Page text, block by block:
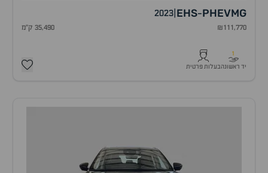
MG
EHS-PHEV
2023
₪111,770 35,490 ק"מ
1
יד ראשונהבעלות פרטית